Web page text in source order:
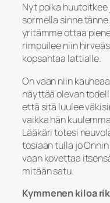
Nyt poika
sormella sinne
yritämme ottaa
rimpuilee niin
kopsahtaa lattialle.
On vaan niin
näyttää olevan
että sitä luulee
vaikka hän
Lääkäri totesi
tosiaan tulla jo
vaan kovettaa
mitään satu.
Kymmenen kiloa